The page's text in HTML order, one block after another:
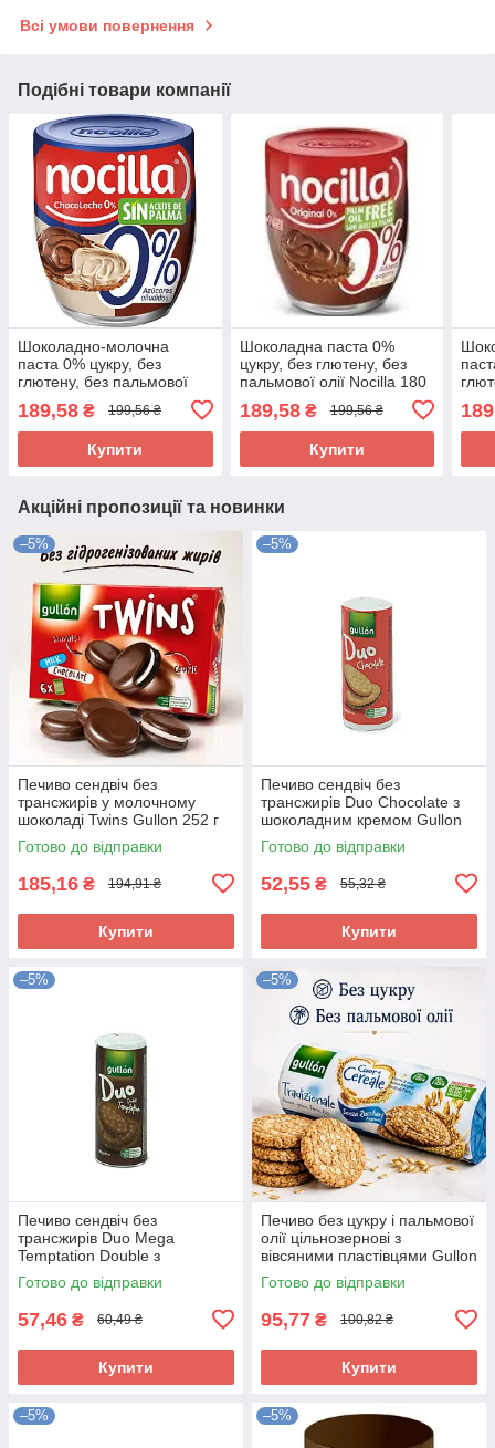
Всі умови повернення
Подібні товари компанії
Шоколадно-молочна
паста 0% цукру, без
глютену, без пальмової
Іспанія
189,58 ₴ 199,56 ₴
Купити
Шоколадна паста 0%
цукру, без глютену, без
пальмової олії Nocilla 180
189,58₴ 199,56 ₴
Купити
Акційні пропозиції та новинки
–5%
Печиво сендвіч без
трансжирів у молочному
шоколаді Twins Gullon 252 г
(6x42 г) Іспанія
Готово до відправки
185,16 ₴ 194,91 ₴
Купити
–5%
Печиво сендвіч без
трансжирів Duo Chocolate з
шоколадним кремом Gullon
Іспанія 145 г
Готово до відправки
52,55 ₴ 55,32 ₴
Купити
–5%
Печиво сендвіч без
трансжирів Duo Mega
Temptation Double з
шоколадним кремом Gullon
Іспанія 165 г
Готово до відправки
57,46 ₴ 60,49 ₴
Купити
–5%
Печиво без цукру і пальмової
олії цільнозернові з
вівсяними пластівцями Gullon
Cuor di Cereale 280г Іспанія
Готово до відправки
95,77 ₴ 100,82 ₴
Купити
–5% –5%